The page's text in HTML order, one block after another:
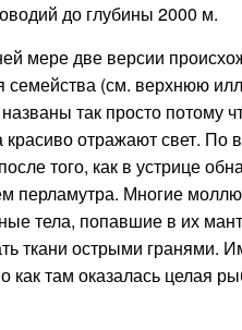
до глубины 2000 м.
мере две версии
семейства (см. верхнюю
так просто потому
отражают свет. По
того, как в устрице
перламутра. Многие
тела, попавшие в их
ткани острыми гранями.
как там оказалась целая